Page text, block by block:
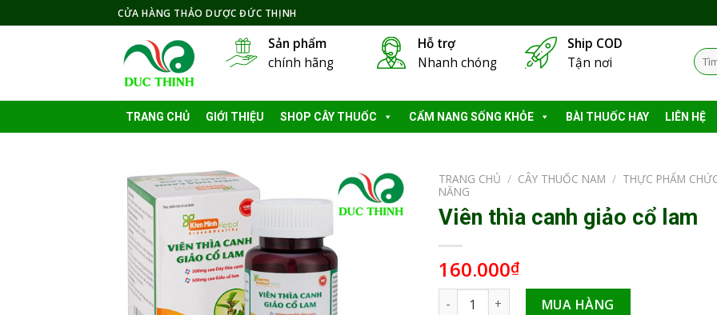
to
CỬA HÀNG THẢO DƯỢC ĐỨC THỊNH
Sản phẩm
chính hãng
Hỗ trợ
Nhanh chóng
Ship COD
Tận nơi
Tìm
kiếm:
TRANG CHỦ GIỚI THIỆU SHOP CÂY THUỐC CẨM NANG SỐNG KHỎE BÀI THUỐC HAY LIÊN HỆ
TRANG CHỦ / CÂY THUỐC NAM / THỰC PHẨM
NĂNG
Viên thìa canh giảo cổ lam
160.000₫
Viên thìa canh giảo cổ lam số lượng
MUA HÀNG